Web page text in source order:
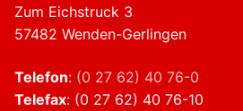
Zum Eichstruck 3
57482 Wenden-Gerlingen
Telefon: (0 27 62) 40 76-0
Telefax: (0 27 62) 40 76-10